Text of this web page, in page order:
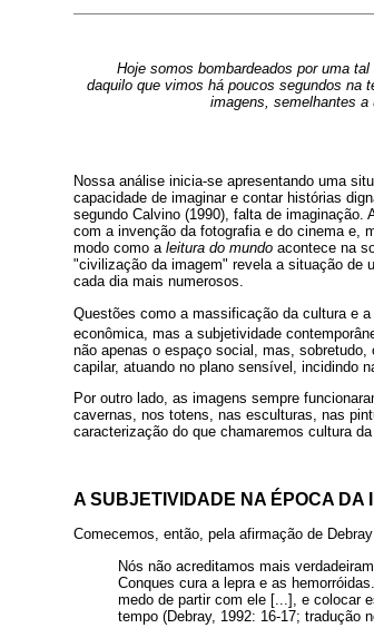
Hoje somos bombardeados por uma
daquilo que vimos há poucos segundos
imagens, semelhantes a
Nossa análise inicia-se apresentando uma
capacidade de imaginar e contar histórias
segundo Calvino (1990), falta de imaginação.
com a invenção da fotografia e do cinema e,
modo como a leitura do mundo acontece na
"civilização da imagem" revela a situação de
cada dia mais numerosos.
Questões como a massificação da cultura e
econômica, mas a subjetividade
não apenas o espaço social, mas,
capilar, atuando no plano sensível, incidindo
Por outro lado, as imagens sempre
cavernas, nos totens, nas esculturas, nas
caracterização do que chamaremos cultura
A SUBJETIVIDADE NA ÉPOCA DA
Comecemos, então, pela afirmação de
Nós não acreditamos mais
Conques cura a lepra e as
medo de partir com ele [...], e colocar
tempo (Debray, 1992: 16-17; tradução